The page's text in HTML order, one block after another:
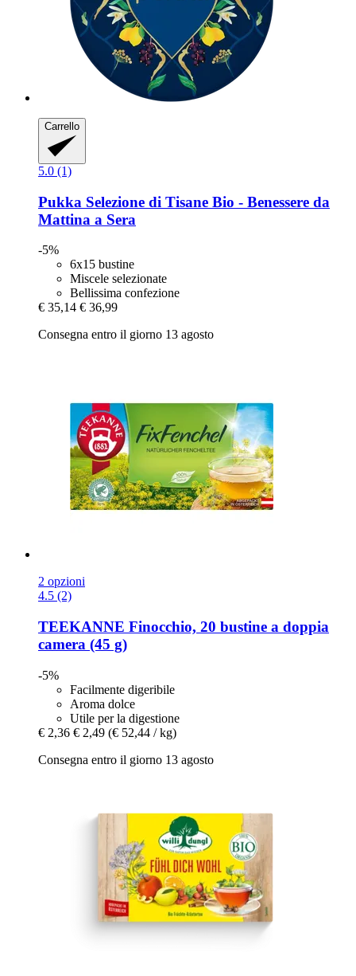
Carrello
5.0 (1)
Pukka Selezione di Tisane Bio -​ Benessere da
Mattina a Sera
-5%
6x15 bustine
Miscele selezionate
Bellissima confezione
€ 35,14 € 36,99
Consegna entro il giorno 13 agosto
2 opzioni
4.5 (2)
TEEKANNE Finocchio, 20 bustine a doppia
camera (45 g)
-5%
Facilmente digeribile
Aroma dolce
Utile per la digestione
€ 2,36 € 2,49 (€ 52,44 / kg)
Consegna entro il giorno 13 agosto